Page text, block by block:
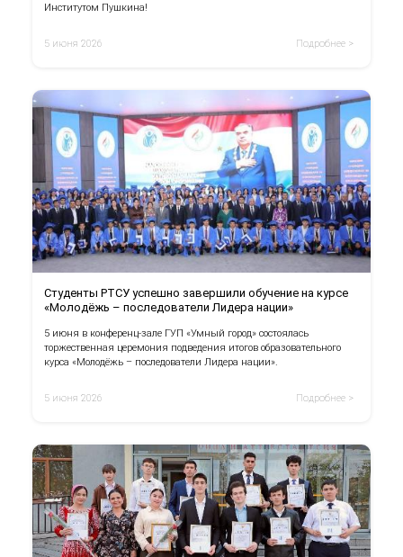
Институтом Пушкина!
5 июня 2026 Подробнее >
Студенты РТСУ успешно завершили обучение на курсе
«Молодёжь – последователи Лидера нации»
5 июня в конференц-зале ГУП «Умный город» состоялась
торжественная церемония подведения итогов образовательного
курса «Молодёжь – последователи Лидера нации».
5 июня 2026 Подробнее >